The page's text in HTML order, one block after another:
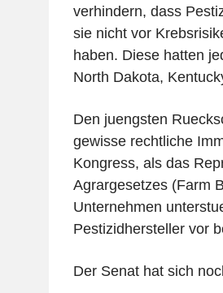
verhindern, dass
sie nicht vor
haben. Diese hatten
North Dakota,
Den juengsten
gewisse rechtliche
Kongress, als das
Agrargesetzes (Farm
Unternehmen
Pestizidhersteller vor
Der Senat hat sich